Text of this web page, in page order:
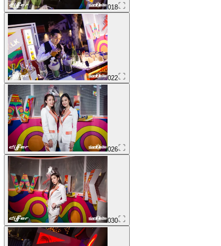
018
022
026
030